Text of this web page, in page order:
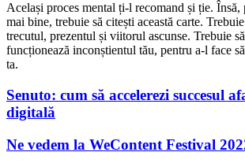
Același proces mental ți-l recomand și ție. Însă,
mai bine, trebuie să citești această carte.
trecutul, prezentul și viitorul ascunse. Trebuie
funcționează inconștientul tău, pentru a-l face
ta.
Senuto: cum să accelerezi succesul
digitală
Ne vedem la WeContent Festival